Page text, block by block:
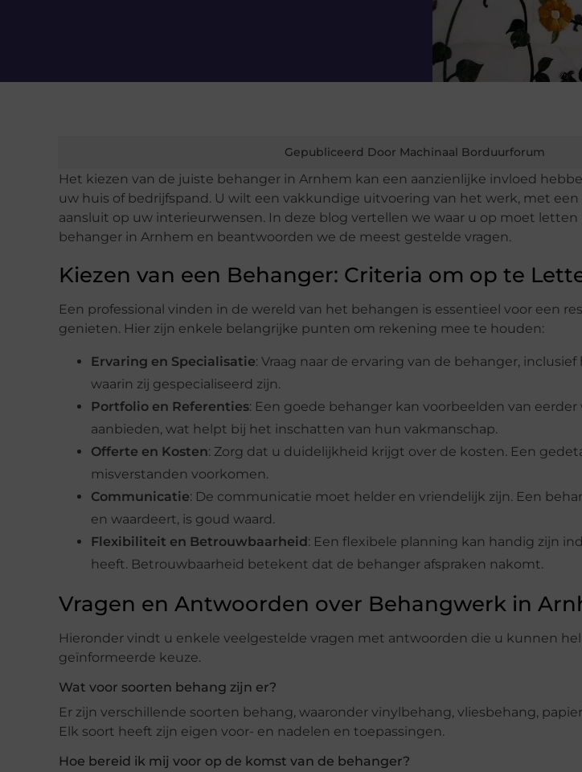
Gepubliceerd Door Machinaal Borduurforum
Het kiezen van de juiste behanger in Arnhem kan een aanzienlijke invloed
uw huis of bedrijfspand. U wilt een vakkundige uitvoering van het werk, met een
aansluit op uw interieurwensen. In deze blog vertellen we waar u op moet
behanger in Arnhem en beantwoorden we de meest gestelde vragen.
Kiezen van een Behanger: Criteria om op te
Een professional vinden in de wereld van het behangen is essentieel voor een
genieten. Hier zijn enkele belangrijke punten om rekening mee te houden:
Ervaring en Specialisatie: Vraag naar de ervaring van de behanger,
waarin zij gespecialiseerd zijn.
Portfolio en Referenties: Een goede behanger kan voorbeelden van
aanbieden, wat helpt bij het inschatten van hun vakmanschap.
Offerte en Kosten: Zorg dat u duidelijkheid krijgt over de kosten. Een
misverstanden voorkomen.
Communicatie: De communicatie moet helder en vriendelijk zijn. Een
en waardeert, is goud waard.
Flexibiliteit en Betrouwbaarheid: Een flexibele planning kan handig zijn
heeft. Betrouwbaarheid betekent dat de behanger afspraken nakomt.
Vragen en Antwoorden over Behangwerk in
Hieronder vindt u enkele veelgestelde vragen met antwoorden die u kunnen
geïnformeerde keuze.
Wat voor soorten behang zijn er?
Er zijn verschillende soorten behang, waaronder vinylbehang, vliesbehang,
Elk soort heeft zijn eigen voor- en nadelen en toepassingen.
Hoe bereid ik mij voor op de komst van de behanger?